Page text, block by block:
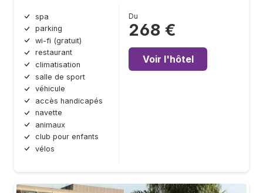
spa
parking
wi-fi (gratuit)
restaurant
climatisation
salle de sport
véhicule
accès handicapés
navette
animaux
club pour enfants
vélos
Du
268 €
Voir l'hôtel